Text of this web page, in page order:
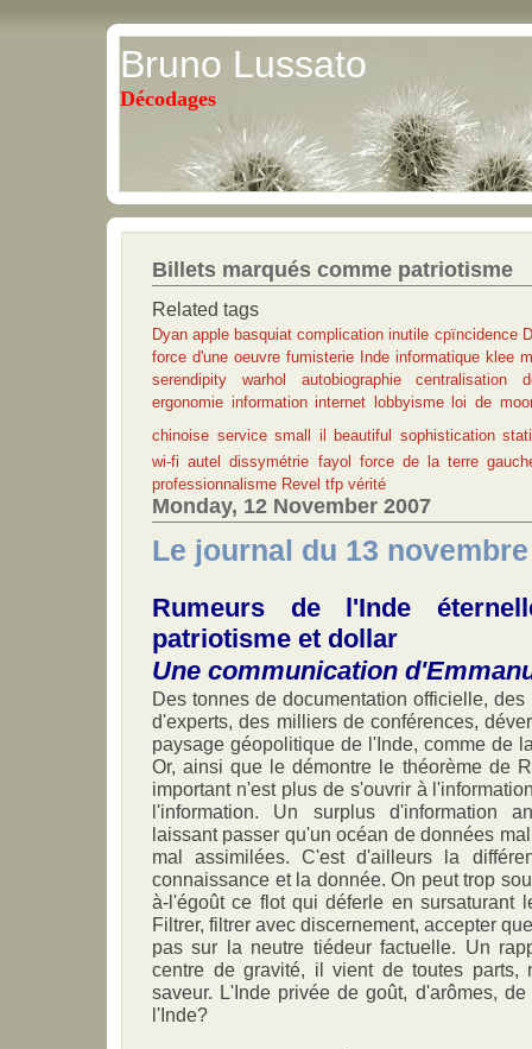
Bruno Lussato
Décodages
Billets marqués comme patriotisme
Related tags
Dyan apple basquiat complication inutile cpïncidence
force d'une oeuvre fumisterie Inde informatique klee
serendipity
warhol autobiographie centralisation
ergonomie information internet lobbyisme
loi de
chinoise service small il beautiful sophistication
wi-fi autel dissymétrie fayol force de la terre
professionnalisme Revel tfp vérité
Monday, 12 November 2007
Le journal du 13
Rumeurs de l'Inde
patriotisme et dollar
Une communication
Des tonnes de documentation officielle,
d'experts, des milliers de conférences,
paysage géopolitique de l'Inde, comme de
Or, ainsi que le démontre le théorème de
important n'est plus de s'ouvrir à
l'information. Un surplus d'information
laissant passer qu'un océan de données
mal assimilées. C'est d'ailleurs la
connaissance et la donnée. On peut trop
à-l'égoût ce flot qui déferle en sursaturant
Filtrer, filtrer avec discernement, accepter
pas sur la neutre tiédeur factuelle. Un
centre de gravité, il vient de toutes
saveur. L'Inde privée de goût, d'arômes,
l'Inde?